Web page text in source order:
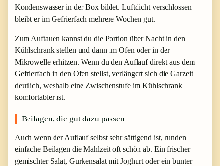
Kondenswasser in der Box bildet. Luftdicht verschlossen
bleibt er im Gefrierfach mehrere Wochen gut.
Zum Auftauen kannst du die Portion über Nacht in den
Kühlschrank stellen und dann im Ofen oder in der
Mikrowelle erhitzen. Wenn du den Auflauf direkt aus dem
Gefrierfach in den Ofen stellst, verlängert sich die Garzeit
deutlich, weshalb eine Zwischenstufe im Kühlschrank
komfortabler ist.
Beilagen, die gut dazu passen
Auch wenn der Auflauf selbst sehr sättigend ist, runden
einfache Beilagen die Mahlzeit oft schön ab. Ein frischer
gemischter Salat, Gurkensalat mit Joghurt oder ein bunter